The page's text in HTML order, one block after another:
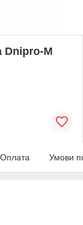
Dnipro-M
Оплата Умови